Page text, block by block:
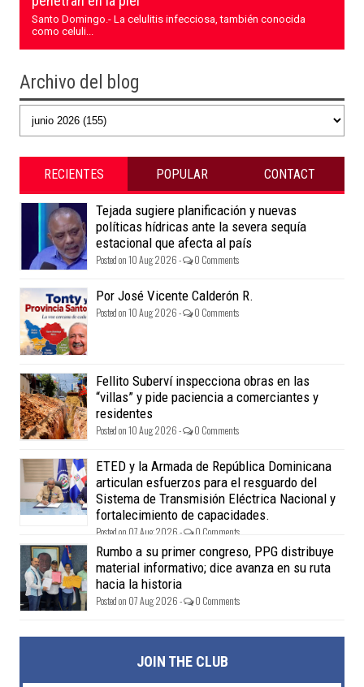
Santo Domingo.- La celulitis infecciosa, también conocida
como celuli...
Archivo del blog
RECIENTES POPULAR CONTACT
Tejada sugiere planificación y nuevas
políticas hídricas ante la severa sequía
estacional que afecta al país
Posted on 10 Aug 2026 - 0 Comments
Por José Vicente Calderón R.
Posted on 10 Aug 2026 - 0 Comments
Fellito Suberví inspecciona obras en las
“villas” y pide paciencia a comerciantes y
residentes
Posted on 10 Aug 2026 - 0 Comments
ETED y la Armada de República Dominicana
articulan esfuerzos para el resguardo del
Sistema de Transmisión Eléctrica Nacional y
fortalecimiento de capacidades.
Posted on 07 Aug 2026 - 0 Comments
Rumbo a su primer congreso, PPG distribuye
material informativo; dice avanza en su ruta
hacia la historia
Posted on 07 Aug 2026 - 0 Comments
JOIN THE CLUB